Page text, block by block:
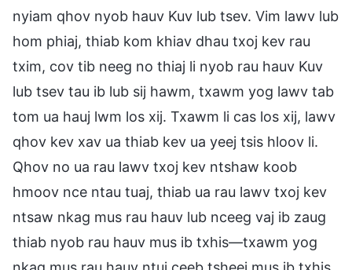
nyiam qhov nyob hauv Kuv lub tsev. Vim lawv lub
hom phiaj, thiab kom khiav dhau txoj kev rau
txim, cov tib neeg no thiaj li nyob rau hauv Kuv
lub tsev tau ib lub sij hawm, txawm yog lawv tab
tom ua hauj lwm los xij. Txawm li cas los xij, lawv
qhov kev xav ua thiab kev ua yeej tsis hloov li.
Qhov no ua rau lawv txoj kev ntshaw koob
hmoov nce ntau tuaj, thiab ua rau lawv txoj kev
ntsaw nkag mus rau hauv lub nceeg vaj ib zaug
thiab nyob rau hauv mus ib txhis—txawm yog